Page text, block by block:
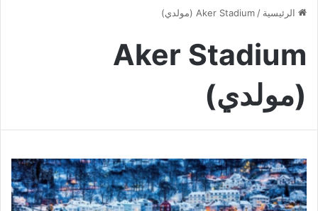
الرئيسية / Aker Stadium (مولدي)
Aker Stadium
(مولدي)